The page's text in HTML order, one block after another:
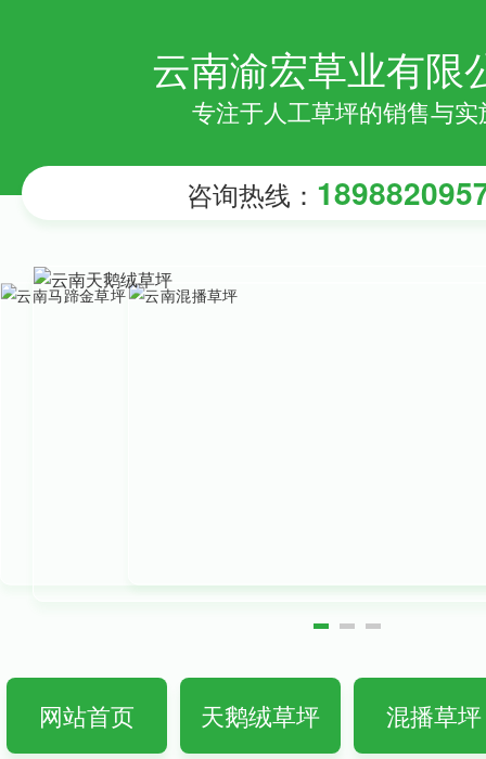
云南渝宏草业有限
专注于人工草坪的销售与实
咨询热线：
网站首页 天鹅绒草坪 混播草坪